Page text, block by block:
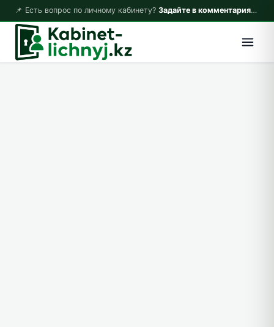
📌 Есть вопрос по личному кабинету? Задайте в комментариях — ответим!